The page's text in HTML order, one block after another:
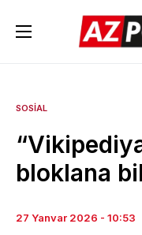
SOSIAL
bloklana
27 Yanvar 2026 - 10:53